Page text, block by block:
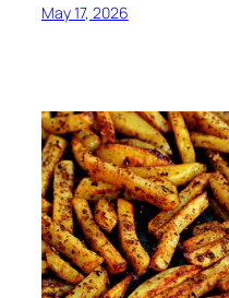
May 17, 2026